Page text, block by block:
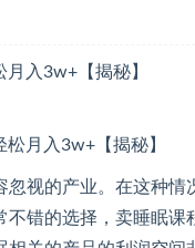
入3w+【揭秘】
视的产业。在这种
错的选择，卖睡眠